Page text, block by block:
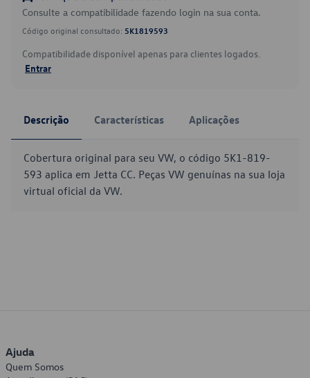
Consulte a compatibilidade fazendo login na sua conta.
Código original consultado: 5K1819593
Compatibilidade disponível apenas para clientes logados.
Entrar
Descrição Características Aplicações
Cobertura original para seu VW, o código 5K1-819-
593 aplica em Jetta CC. Peças VW genuínas na sua loja
virtual oficial da VW.
Ajuda
Quem Somos